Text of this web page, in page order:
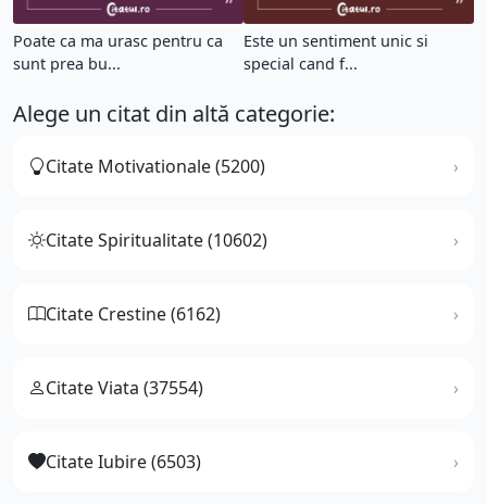
Poate ca ma urasc pentru ca
sunt prea bu...
Este un sentiment unic si
special cand f...
Alege un citat din altă categorie:
Citate Motivationale (5200)
Citate Spiritualitate (10602)
Citate Crestine (6162)
Citate Viata (37554)
Citate Iubire (6503)